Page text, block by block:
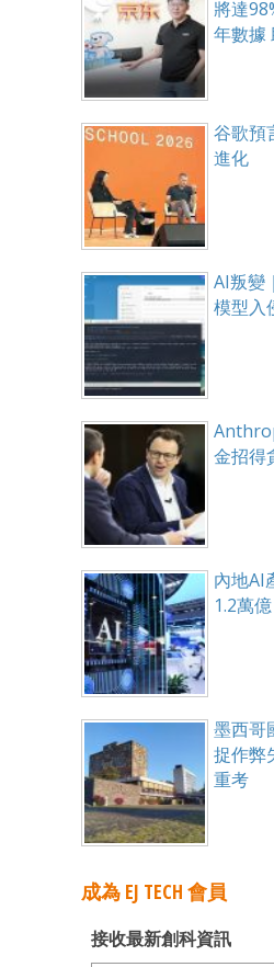
將達
年數據
谷歌預
進化
AI叛變
模型入
金招得
內地AI
1.2萬億
墨西哥
捉作弊
重考
成為 EJ TECH 會員
接收最新創科資訊